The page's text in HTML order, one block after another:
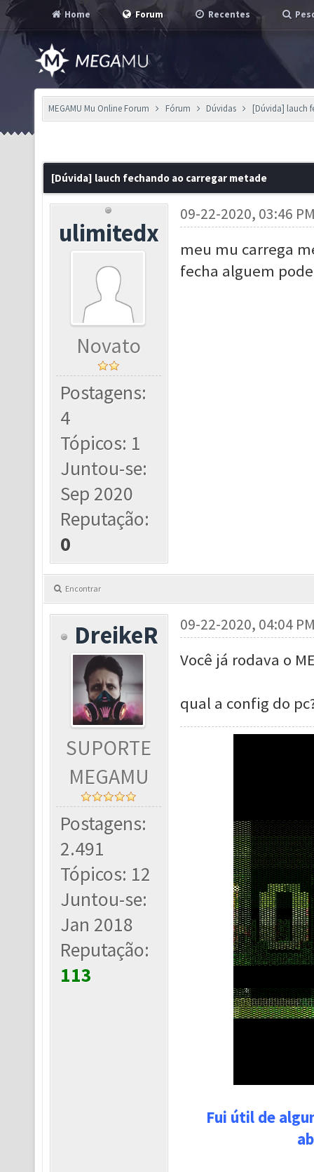
Home Forum Recentes
MEGAMU Mu Online Forum Fórum Dúvidas [Dúvida] lauch
[Dúvida] lauch fechando ao carregar metade
ulimitedx
Novato
Postagens:
4
Tópicos: 1
Juntou-se:
Sep 2020
Reputação:
0
09-22-2020, 03:46
meu mu carrega
fecha alguem
Encontrar
DreikeR
SUPORTE
MEGAMU
Postagens:
2.491
Tópicos: 12
Juntou-se:
Jan 2018
Reputação:
113
09-22-2020, 04:04
Você já rodava o
qual a config do
Fui útil de